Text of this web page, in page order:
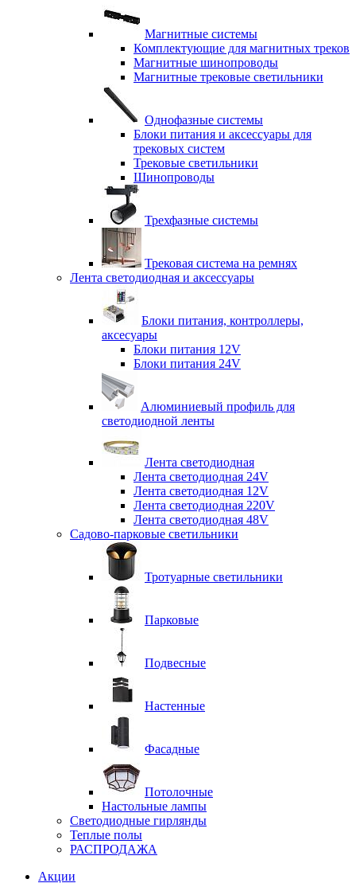
Магнитные системы
Комплектующие для магнитных треков
Магнитные шинопроводы
Магнитные трековые светильники
Однофазные системы
Блоки питания и аксессуары для
трековых систем
Трековые светильники
Шинопроводы
Трехфазные системы
Трековая система на ремнях
Лента светодиодная и аксессуары
Блоки питания, контроллеры,
аксесуары
Блоки питания 12V
Блоки питания 24V
Алюминиевый профиль для
светодиодной ленты
Лента светодиодная
Лента светодиодная 24V
Лента светодиодная 12V
Лента светодиодная 220V
Лента светодиодная 48V
Садово-парковые светильники
Тротуарные светильники
Парковые
Подвесные
Настенные
Фасадные
Потолочные
Настольные лампы
Светодиодные гирлянды
Теплые полы
РАСПРОДАЖА
Акции